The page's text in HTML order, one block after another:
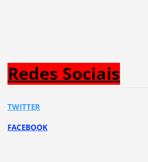
Redes Sociais
TWITTER
FACEBOOK